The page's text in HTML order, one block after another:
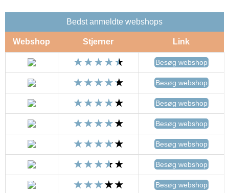
Bedst anmeldte webshops
Webshop Stjerner Link
Besøg webshop
Besøg webshop
Besøg webshop
Besøg webshop
Besøg webshop
Besøg webshop
Besøg webshop